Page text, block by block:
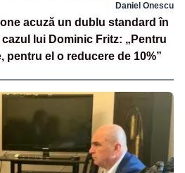
Daniel Onescu
acuză un dublu standard în
lui Dominic Fritz: „Pentru
pentru el o reducere de 10%”